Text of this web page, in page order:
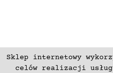
Sklep internetowy
celów realizacji